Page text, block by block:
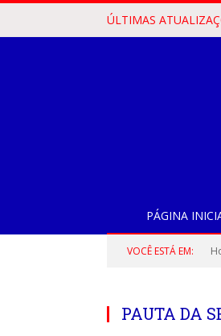
ÚLTIMAS
PÁGINA
VOCÊ ESTÁ EM:
PAUTA DA